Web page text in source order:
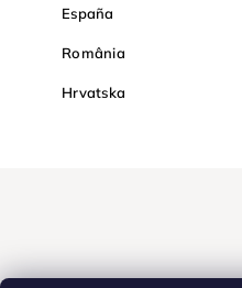
España
România
Hrvatska